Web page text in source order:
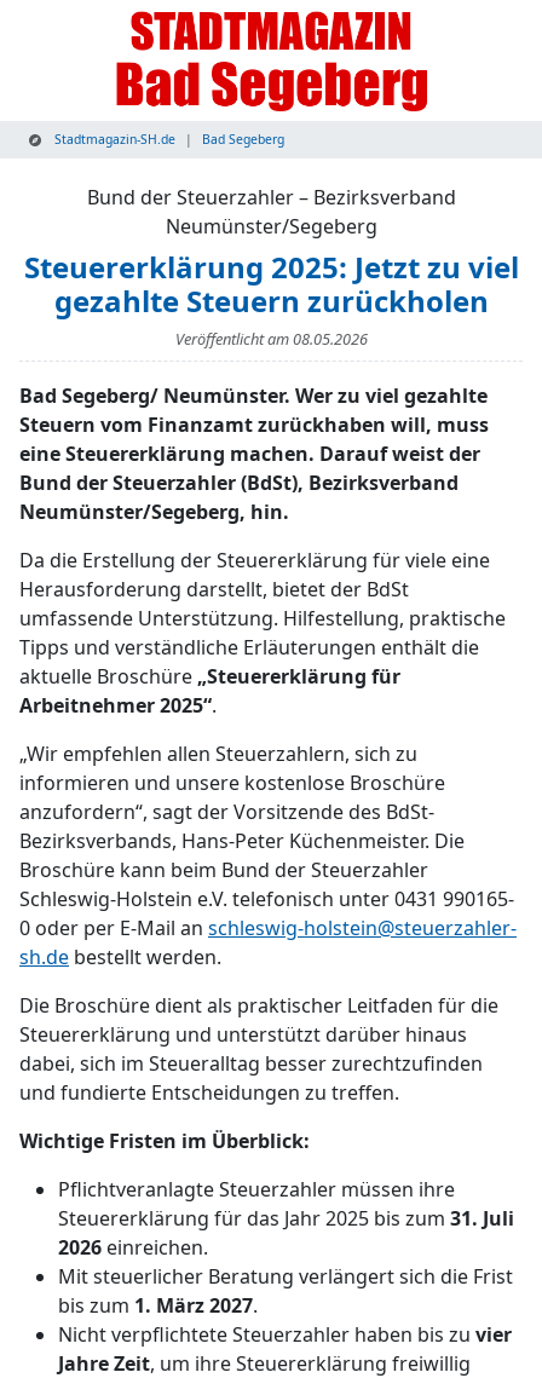
Stadtmagazin-SH.de Bad Segeberg
Bund der Steuerzahler – Bezirksverband
Neumünster/Segeberg
Steuererklärung 2025: Jetzt zu viel
gezahlte Steuern zurückholen
Veröffentlicht am08.05.2026
Bad Segeberg/ Neumünster. Wer zu viel gezahlte
Steuern vom Finanzamt zurückhaben will, muss
eine Steuererklärung machen. Darauf weist der
Bund der Steuerzahler (BdSt), Bezirksverband
Neumünster/Segeberg, hin.
Da die Erstellung der Steuererklärung für viele eine
Herausforderung darstellt, bietet der BdSt
umfassende Unterstützung. Hilfestellung, praktische
Tipps und verständliche Erläuterungen enthält die
aktuelle Broschüre „Steuererklärung für
Arbeitnehmer 2025“.
„Wir empfehlen allen Steuerzahlern, sich zu
informieren und unsere kostenlose Broschüre
anzufordern“, sagt der Vorsitzende des BdSt-
Bezirksverbands, Hans-Peter Küchenmeister. Die
Broschüre kann beim Bund der Steuerzahler
Schleswig-Holstein e.V. telefonisch unter 0431 990165-
0 oder per E-Mail an schleswig-holstein@steuerzahler-
sh.de bestellt werden.
Die Broschüre dient als praktischer Leitfaden für die
Steuererklärung und unterstützt darüber hinaus
dabei, sich im Steueralltag besser zurechtzufinden
und fundierte Entscheidungen zu treffen.
Wichtige Fristen im Überblick:
Pflichtveranlagte Steuerzahler müssen ihre
Steuererklärung für das Jahr 2025 bis zum 31. Juli
2026 einreichen.
Mit steuerlicher Beratung verlängert sich die Frist
bis zum 1. März 2027.
Nicht verpflichtete Steuerzahler haben bis zu vier
Jahre Zeit, um ihre Steuererklärung freiwillig